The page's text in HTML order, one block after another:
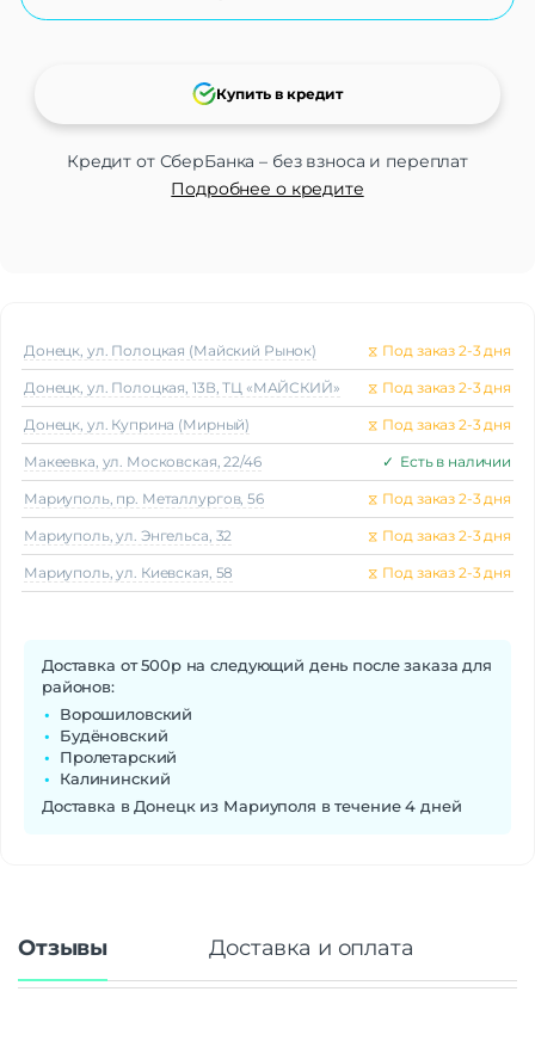
Кредит от СберБанка – без взноса и переплат
Подробнее о кредите
Купить в кредит
Донецк, ул. Полоцкая (Майский Рынок) ⧖ Под заказ 2-3 дня
Донецк, ул. Полоцкая, 13В, ТЦ «МАЙСКИЙ» ⧖ Под заказ 2-3 дня
Донецк, ул. Куприна (Мирный) ⧖ Под заказ 2-3 дня
Макеeвка, ул. Московская, 22/46 ✓ Есть в наличии
Мариуполь, пр. Металлургов, 56 ⧖ Под заказ 2-3 дня
Мариуполь, ул. Энгельса, 32 ⧖ Под заказ 2-3 дня
Мариуполь, ул. Киевская, 58 ⧖ Под заказ 2-3 дня
Доставка от 500р на следующий день после заказа для
районов:
Ворошиловский
Будёновский
Пролетарский
Калининский
Доставка в Донецк из Мариуполя в течение 4 дней
Отзывы Доставка и оплата